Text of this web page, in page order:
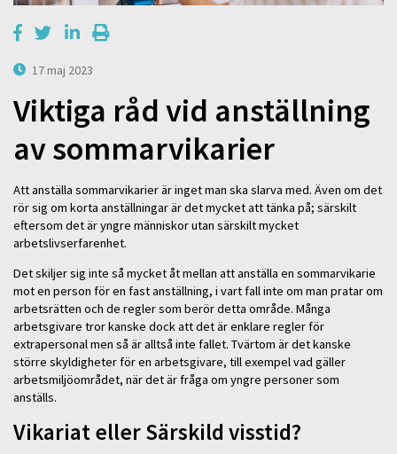
17 maj 2023
Viktiga råd vid anställning
av sommarvikarier
Att anställa sommarvikarier är inget man ska slarva med. Även om det
rör sig om korta anställningar är det mycket att tänka på; särskilt
eftersom det är yngre människor utan särskilt mycket
arbetslivserfarenhet.
Det skiljer sig inte så mycket åt mellan att anställa en sommarvikarie
mot en person för en fast anställning, i vart fall inte om man pratar om
arbetsrätten och de regler som berör detta område. Många
arbetsgivare tror kanske dock att det är enklare regler för
extrapersonal men så är alltså inte fallet. Tvärtom är det kanske
större skyldigheter för en arbetsgivare, till exempel vad gäller
arbetsmiljöområdet, när det är fråga om yngre personer som
anställs.
Vikariat eller Särskild visstid?